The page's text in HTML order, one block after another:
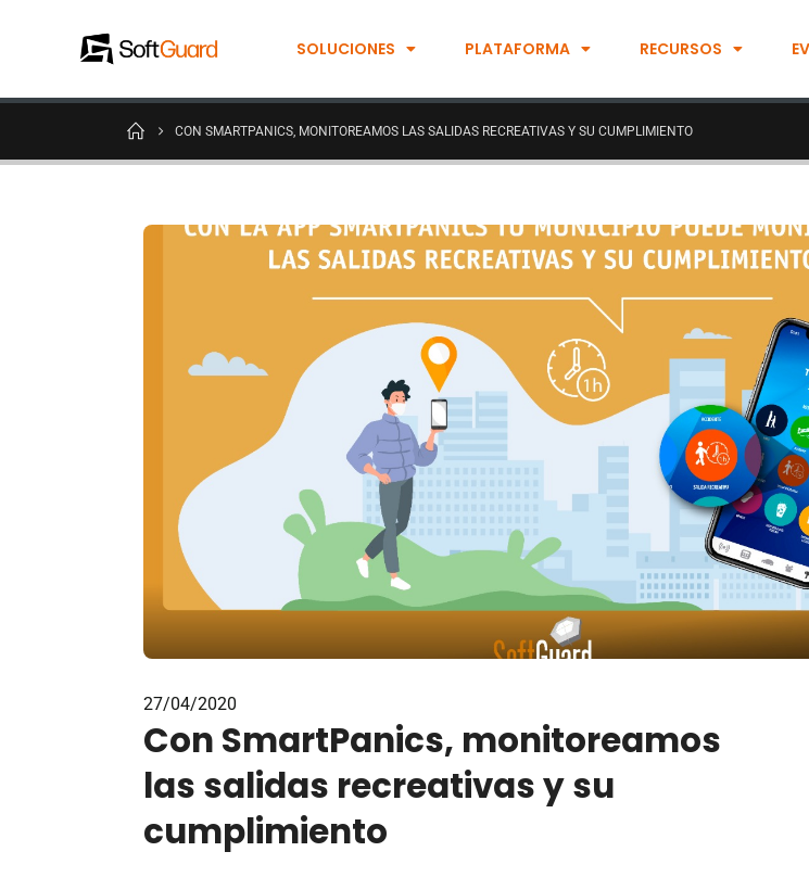
SOLUCIONES PLATAFORMA RECURSOS
CON SMARTPANICS, MONITOREAMOS LAS SALIDAS RECREATIVAS Y SU CUMPLIMIENTO
27/04/2020
Con SmartPanics, monitoreamos
las salidas recreativas y su
cumplimiento